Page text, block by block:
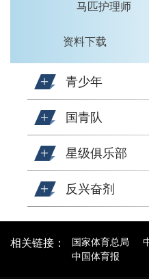
马匹护理师
资料下载
青少年
国青队
星级俱乐部
反兴奋剂
相关链接： 国家体育总局
中国体育报